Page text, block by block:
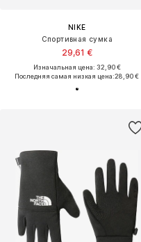
NIKE
Спортивная сумка
29,61 €
Изначальная цена: 32,90 €
Последняя самая низкая цена:28,90 €